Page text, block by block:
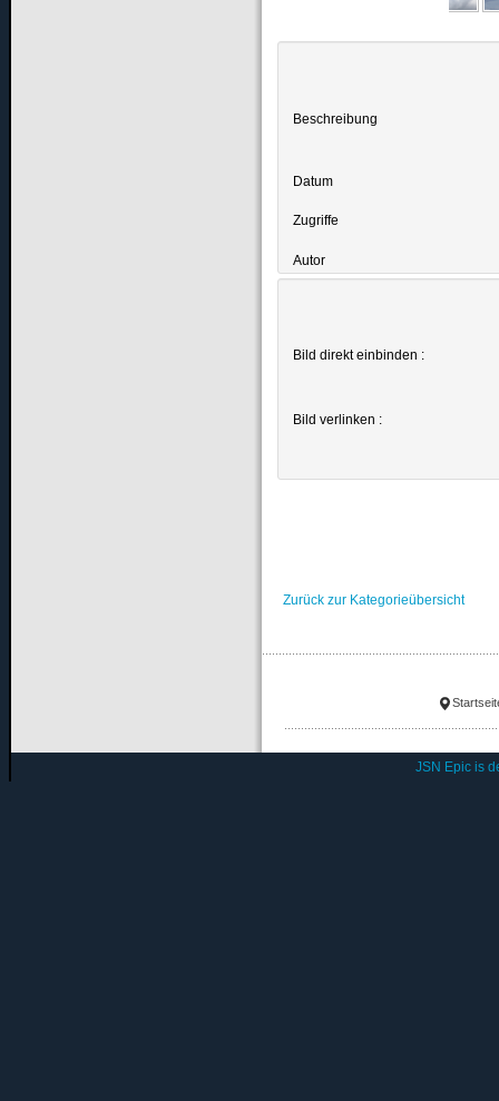
Beschreibung
Datum
Zugriffe
Autor
Bild direkt einbinden :
Bild verlinken :
Zurück zur Kategorieübersicht
JSN Epic is